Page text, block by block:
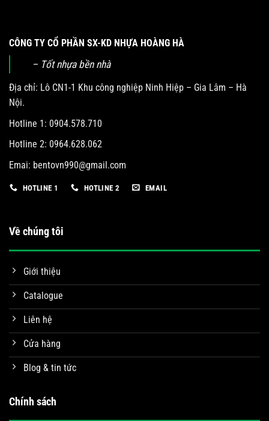
CÔNG TY CỔ PHẦN SX-KD NHỰA HOÀNG HÀ
– Tốt nhựa bền nhà
Địa chỉ: Lô CN1-1 Khu công nghiệp Ninh Hiệp – Gia Lâm – Hà
Nội.
Hotline 1: 0904.578.710
Hotline 2: 0964.628.062
Emai: bentovn990@gmail.com
HOTLINE 1 HOTLINE 2 EMAIL
Về chúng tôi
Giới thiệu
Catalogue
Liên hệ
Cửa hàng
Blog & tin tức
Chính sách